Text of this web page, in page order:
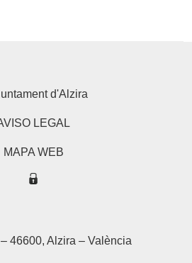
d'Alzira
LEGAL
MAPA WEB
46600, Alzira – València